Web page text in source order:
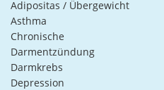
Adipositas / Übergewicht
Asthma
Chronische
Darmentzündung
Darmkrebs
Depression